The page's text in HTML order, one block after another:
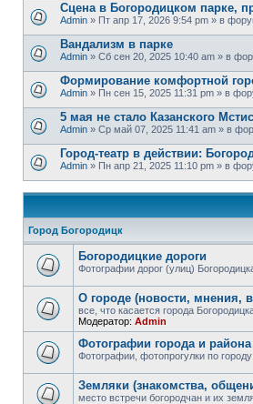
Сцена в Богородицком парке,
Admin » Пт апр 17, 2026 9:54 pm » в
Вандализм в парке
Admin » Сб сен 20, 2025 10:40 am » в
Формирование комфортной
Admin » Пн сен 15, 2025 11:31 pm » в
5 мая не стало Казанского
Admin » Ср май 07, 2025 11:41 am » в
Город-театр в действии:
Admin » Пн апр 21, 2025 11:10 pm » в
Город Богородицк
Богородицкие дороги
Фотографии дорог (улиц)
О городе (новости, мнения,
все, что касается города
Модератор: Admin
Фотографии города и района
Фотографии, фотопрогулки по
Земляки (знакомства,
место встречи богородчан и их